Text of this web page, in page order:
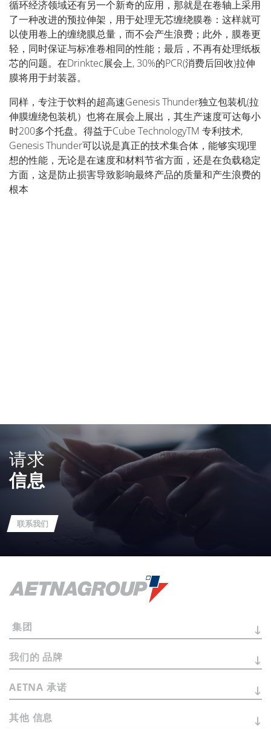
循环经济领域还有另一个新奇的应用，那就是在卷轴上采用
了一种改进的预拉伸架，用于处理无芯缠绕膜卷：这样就可
以使用卷上的缠绕膜总量，而不会产生浪费；此外，膜卷更
轻，同时保证与标准卷相同的性能；最后，不再有处理纸板
芯的问题。在Drinktec展会上, 30%的PCR(消费后回收)拉伸
膜将用于封装器。
同样，专注于饮料的超高速Genesis Thunder独立包装机(拉
伸膜缠绕包装机）也将在展会上展出，其生产速度可达每小
时200多个托盘。得益于Cube TechnologyTM 专利技术,
Genesis Thunder可以说是真正的技术集合体，能够实现理
想的性能，无论是在速度和材料节省方面，还是在负载稳定
方面，这是防止损害导致影响最终产品的质量和产生浪费的
根本
请求
信息
联系我们
集团
我们的 品牌
AETNA 承诺
其他 信息